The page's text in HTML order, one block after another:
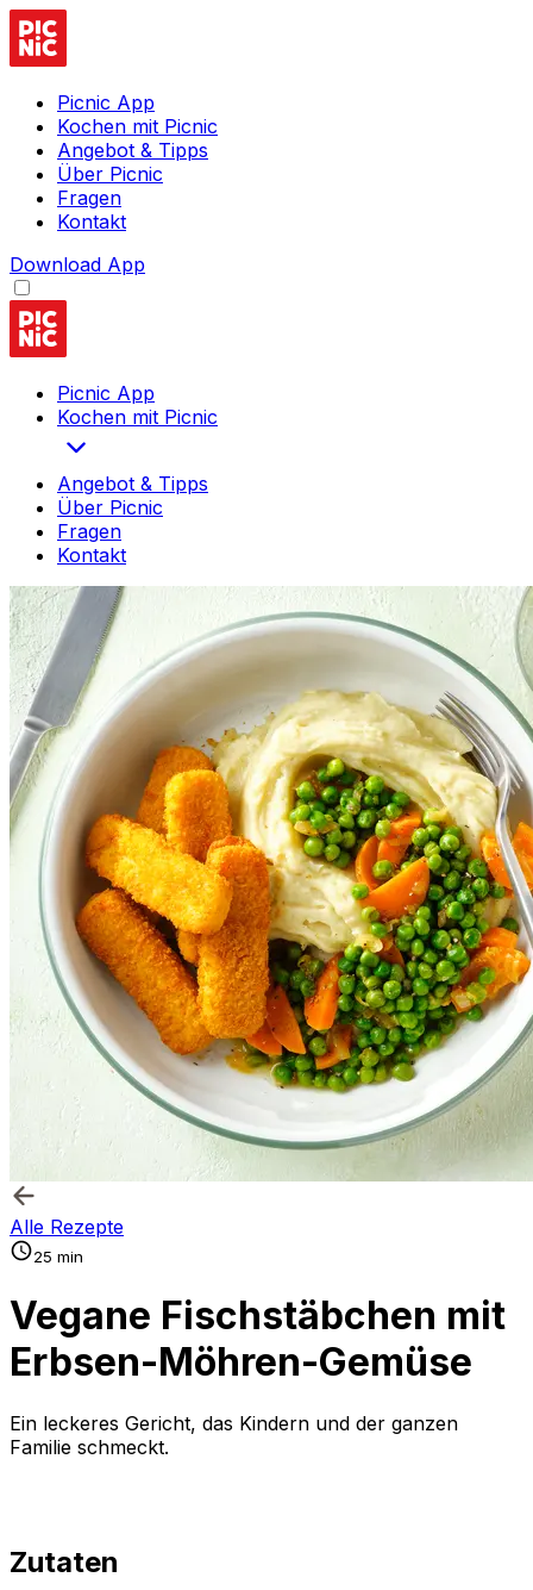
Picnic App
Kochen mit Picnic
Angebot & Tipps
Über Picnic
Fragen
Kontakt
Download App
Picnic App
Kochen mit Picnic
Angebot & Tipps
Über Picnic
Fragen
Kontakt
Alle Rezepte
25 min
Vegane Fischstäbchen mit
Erbsen-Möhren-Gemüse
Ein leckeres Gericht, das Kindern und der ganzen
Familie schmeckt.
Zutaten